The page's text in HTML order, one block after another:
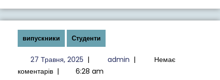
випускники Студенти
27 Травня, 202527
Травня,
| admin admin
|
Немає
коментарів | 6:28 am